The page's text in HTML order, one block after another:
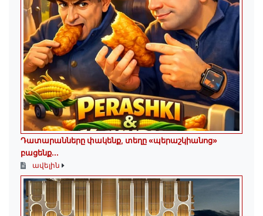
Դատարանները փակենք, տեղը «պերաշկիանոց»
բացենք․․․
ավելին